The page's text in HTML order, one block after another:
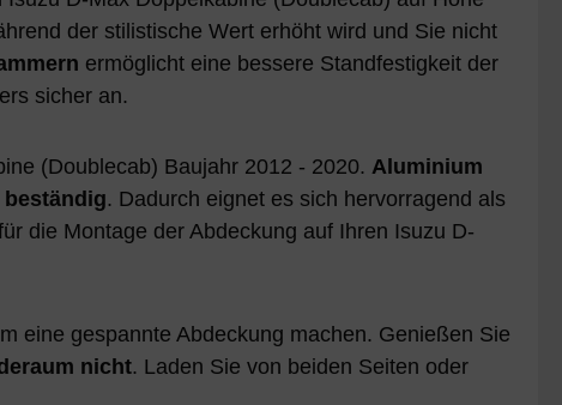
der stilistische Wert erhöht wird und Sie nicht
ermöglicht eine bessere Standfestigkeit der
sicher an.
(Doublecab) Baujahr 2012 - 2020. Aluminium
. Dadurch eignet es sich hervorragend als
die Montage der Abdeckung auf Ihren Isuzu D-
eine gespannte Abdeckung machen. Genießen Sie
nicht. Laden Sie von beiden Seiten oder